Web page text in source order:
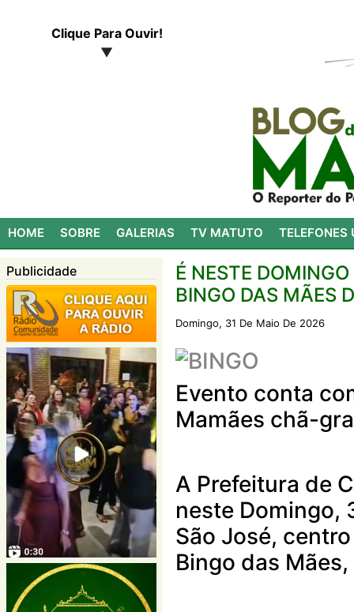
Clique Para Ouvir!
▼
HOME SOBRE GALERIAS TV MATUTO TELEFONES
Publicidade
É NESTE
BINGO DAS MÃES
Domingo, 31 De Maio De 2026
Evento conta
Mamães chã-
A Prefeitura de
neste Domingo,
São José,
Bingo das